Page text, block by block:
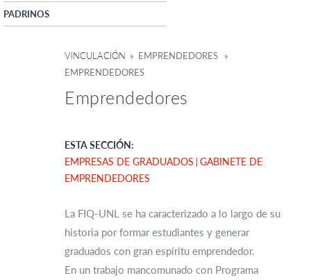
PADRINOS
VINCULACIÓN » EMPRENDEDORES »
EMPRENDEDORES
Emprendedores
ESTA SECCIÓN:
EMPRESAS DE GRADUADOS GABINETE DE
EMPRENDEDORES
La FIQ-UNL se ha caracterizado a lo largo de su
historia por formar estudiantes y generar
graduados con gran espíritu emprendedor.
En un trabajo mancomunado con Programa